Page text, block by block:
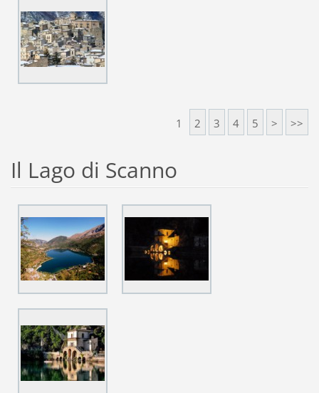
1 2 3 4 5 > >>
Il Lago di Scanno